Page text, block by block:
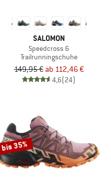
SALOMON
Speedcross 6
Trailrunningschuhe
149,95 € ab 112,46 €
4,6(24)
bis 35%